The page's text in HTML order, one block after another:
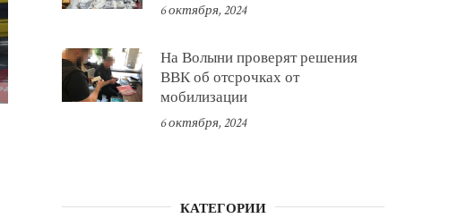
6 октября, 2024
На Волыни проверят решения
ВВК об отсрочках от
мобилизации
6 октября, 2024
КАТЕГОРИИ